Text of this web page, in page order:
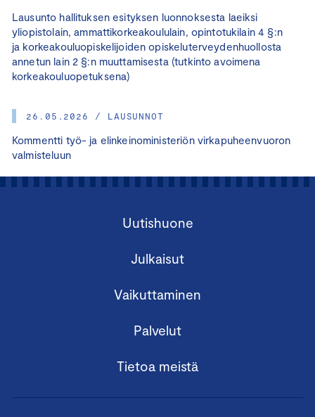
Lausunto hallituksen esityksen luonnoksesta laeiksi
yliopistolain, ammattikorkeakoululain, opintotukilain 4 §:n
ja korkeakouluopiskelijoiden opiskeluterveydenhuollosta
annetun lain 2 §:n muuttamisesta (tutkinto avoimena
korkeakouluopetuksena)
26.05.2026 / LAUSUNNOT
Kommentti työ- ja elinkeinoministeriön virkapuheenvuoron
valmisteluun
Uutishuone
Julkaisut
Vaikuttaminen
Palvelut
Tietoa meistä